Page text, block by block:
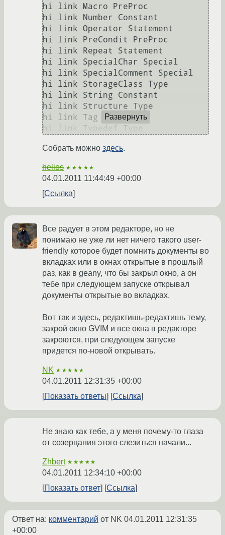
hi link Macro PreProc
hi link Number Constant
hi link Operator Statement
hi link PreCondit PreProc
hi link Repeat Statement
hi link SpecialChar Special
hi link SpecialComment Special
hi link StorageClass Type
hi link String Constant
hi link Structure Type
hi link Tag Special
Развернуть
Собрать можно здесь.
helios ★★★★★
04.01.2011 11:44:49 +00:00
Ссылка
Все радует в этом редакторе, но не
понимаю не уже ли нет ничего такого user-
friendly которое будет помнить документы во
вкладках или в окнах открытые в прошлый
раз, как в geany, что бы закрыл окно, а он
тебе при следующем запуске открывал
документы открытые во вкладках.
Вот так и здесь, редактишь-редактишь тему,
закрой окно GVIM и все окна в редакторе
закроются, при следующем запуске
придется по-новой открывать.
NK ★★★★★
04.01.2011 12:31:35 +00:00
Показать ответы
Ссылка
Не знаю как тебе, а у меня почему-то глаза
от созерцания этого слезиться начали...
Zhbert ★★★★★
04.01.2011 12:34:10 +00:00
Показать ответ
Ссылка
Ответ на: комментарий от NK 04.01.2011 12:31:35
+00:00